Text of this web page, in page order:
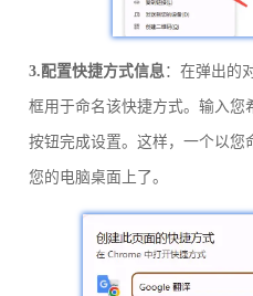
3.配置快捷方式信息：在弹出的
框用于命名该快捷方式。输入您
按钮完成设置。这样，一个以您
您的电脑桌面上了。